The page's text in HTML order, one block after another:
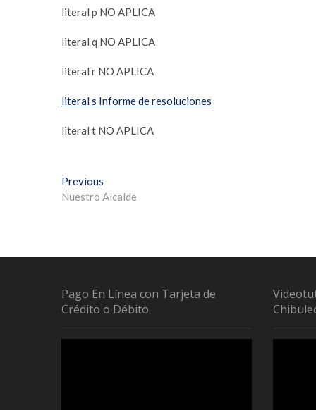
literal p NO APLICA
literal q NO APLICA
literal r NO APLICA
literal s Informe de resoluciones
literal t NO APLICA
Previous
Nuestro Alcalde
Pago En Línea con Tarjeta de
Crédito o Débito